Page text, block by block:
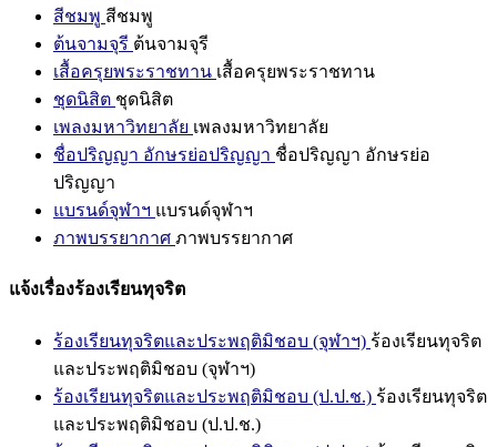
สีชมพู สีชมพู
ต้นจามจุรี ต้นจามจุรี
เสื้อครุยพระราชทาน เสื้อครุยพระราชทาน
ชุดนิสิต ชุดนิสิต
เพลงมหาวิทยาลัย เพลงมหาวิทยาลัย
ชื่อปริญญา อักษรย่อปริญญา ชื่อปริญญา อักษรย่อ
ปริญญา
แบรนด์จุฬาฯ แบรนด์จุฬาฯ
ภาพบรรยากาศ ภาพบรรยากาศ
แจ้งเรื่องร้องเรียนทุจริต
ร้องเรียนทุจริตและประพฤติมิชอบ (จุฬาฯ) ร้องเรียนทุจริต
และประพฤติมิชอบ (จุฬาฯ)
ร้องเรียนทุจริตและประพฤติมิชอบ (ป.ป.ช.) ร้องเรียนทุจริต
และประพฤติมิชอบ (ป.ป.ช.)